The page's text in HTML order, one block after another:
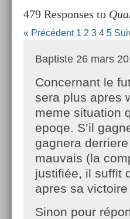
479 Responses to
« Précédent 1 2 3 4 5
Baptiste 26 mars
Concernant le
sera plus apres
meme situation
epoqe. S’il
gagnera
mauvais (la
justifiée, il suffit
apres sa
Sinon pour